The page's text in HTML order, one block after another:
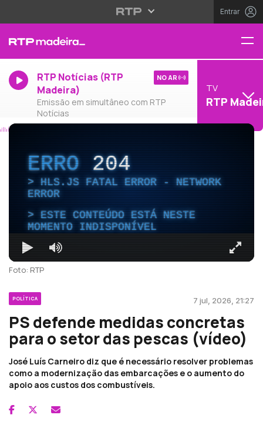
Entrar
RTP Notícias (RTP
Madeira)
Emissão em simultâneo com RTP
Notícias
NO AR
TV
RTP
ERRO204
HLS.JS FATAL ERROR - NETWORK
ERROR
ESTE CONTEÚDO ESTÁ NESTE
MOMENTO INDISPONÍVEL
Foto: RTP
POLÍTICA 7 jul, 2026, 21:27
PS defende medidas concretas
para o setor das pescas (vídeo)
José Luís Carneiro diz que é necessário resolver problemas
como a modernização das embarcações e o aumento do
apoio aos custos dos combustíveis.